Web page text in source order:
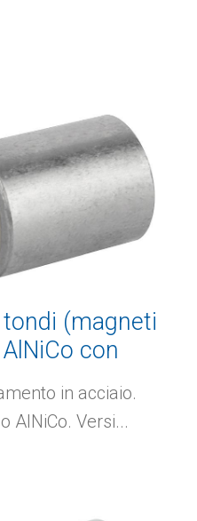
(magneti
con
in acciaio.
AlNiCo. Versi...